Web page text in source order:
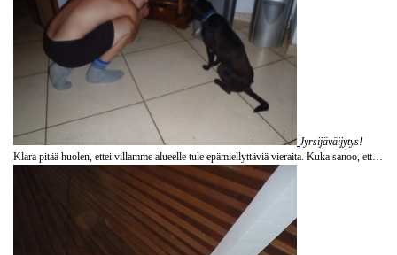
Jyrsijäväijytys!